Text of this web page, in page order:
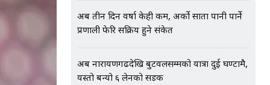
अब तीन दिन वर्षा केही कम, अर्को साता पानी पार्ने
प्रणाली फेरि सक्रिय हुने संकेत
अब नारायणगढदेखि बुटवलसम्मको यात्रा दुई घण्टामै,
यस्तो बन्यो ६ लेनको सडक